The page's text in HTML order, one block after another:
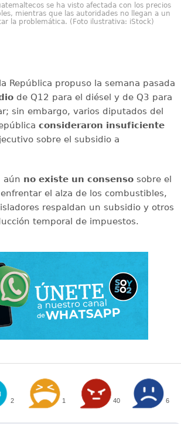
se ha visto afectada con los precios
mientras que las autoridades no llegan a un
la problemática. (Foto ilustrativa: iStock)
República propuso la semana pasada
de Q12 para el diésel y de Q3 para
sin embargo, varios diputados del
consideraron insuficiente
sobre el subsidio a
aún no existe un consensosobre el
el alza de los combustibles,
respaldan un subsidio y otros
temporal de impuestos.
2 1 40 6